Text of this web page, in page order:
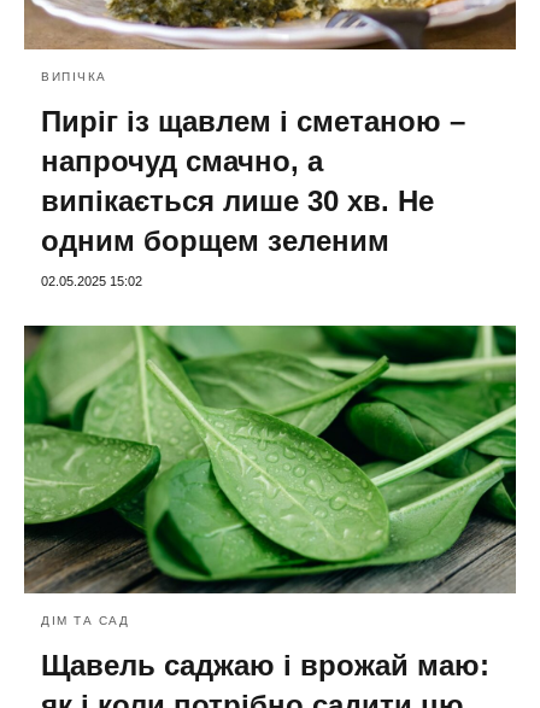
ВИПІЧКА
Пиріг із щавлем і сметаною –
напрочуд смачно, а
випікається лише 30 хв. Не
одним борщем зеленим
02.05.2025 15:02
ДІМ ТА САД
Щавель саджаю і врожай маю: